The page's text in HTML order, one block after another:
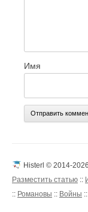
Имя
Histerl © 2014-
Разместить статью ::
:: Романовы :: Войны ::